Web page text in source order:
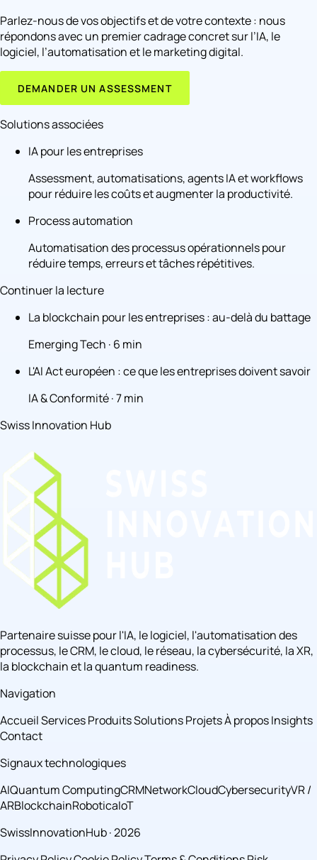
Parlez-nous de vos objectifs et de votre contexte : nous
répondons avec un premier cadrage concret sur l’IA, le
logiciel, l’automatisation et le marketing digital.
DEMANDER UN ASSESSMENT
Solutions associées
IA pour les entreprises
Assessment, automatisations, agents IA et workflows
pour réduire les coûts et augmenter la productivité.
Process automation
Automatisation des processus opérationnels pour
réduire temps, erreurs et tâches répétitives.
Continuer la lecture
La blockchain pour les entreprises : au-delà du battage
Emerging Tech · 6 min
L'AI Act européen : ce que les entreprises doivent savoir
IA & Conformité · 7 min
Swiss Innovation Hub
Partenaire suisse pour l'IA, le logiciel, l'automatisation des
processus, le CRM, le cloud, le réseau, la cybersécurité, la XR,
la blockchain et la quantum readiness.
Navigation
AccueilServicesProduitsSolutionsProjetsÀ proposInsights
Contact
Signaux technologiques
AIQuantum ComputingCRMNetworkCloudCybersecurityVR /
ARBlockchainRoboticaIoT
SwissInnovationHub · 2026